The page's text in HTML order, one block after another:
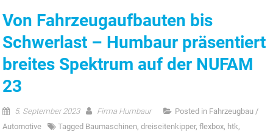
Von Fahrzeugaufbauten bis
Schwerlast – Humbaur präsentiert
breites Spektrum auf der NUFAM
23
5. September 2023 Firma Humbaur Posted in Fahrzeugbau /
Automotive
Tagged Baumaschinen,dreiseitenkipper,flexbox, htk,